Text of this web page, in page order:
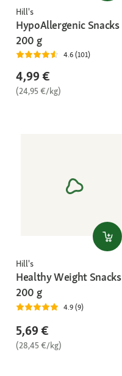
Hill's
HypoAllergenic Snacks
200 g
4.6 (101)
4,99 €
(24,95 €/kg)
Hill's
Healthy Weight Snacks
200 g
4.9 (9)
5,69 €
(28,45 €/kg)